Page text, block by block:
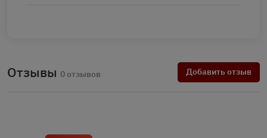
Отзывы 0 отзывов Добавить отзыв